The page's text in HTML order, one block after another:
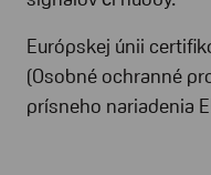
Európskej únii
(Osobné ochranné
prísneho nariadenia